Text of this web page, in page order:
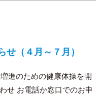
せ（４月～７月）
進のための健康体操を開
せ お電話か窓口でのお申